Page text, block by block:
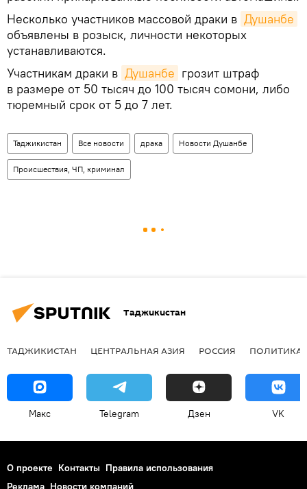
Несколько участников массовой драки в Душанбе
объявлены в розыск, личности некоторых
устанавливаются.
Участникам драки в Душанбе грозит штраф
в размере от 50 тысяч до 100 тысяч сомони, либо
тюремный срок от 5 до 7 лет.
Таджикистан Все новости драка Новости Душанбе
Происшествия, ЧП, криминал
Таджикистан
ТАДЖИКИСТАН ЦЕНТРАЛЬНАЯ АЗИЯ РОССИЯ ПОЛИТИКА
Макс Telegram Дзен VK
О проекте Контакты Правила использования
Реклама Новости компаний